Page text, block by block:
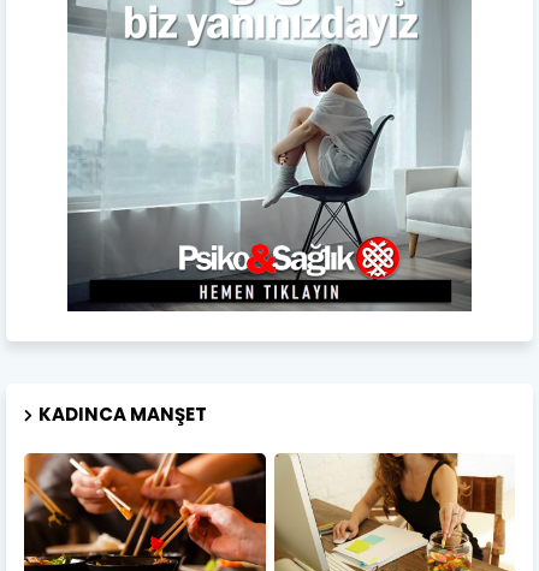
KADINCA MANŞET